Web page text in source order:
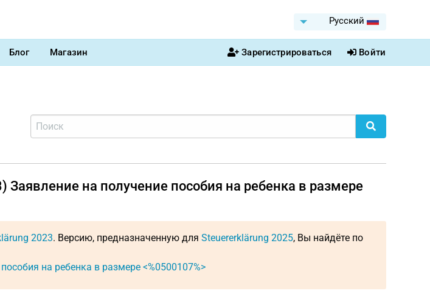
Pусский
Блог Магазин Зарегистрироваться Войти
Заявление на получение пособия на ребенка в размере
2023. Версию, предназначенную для Steuererklärung 2025, Вы найдёте по
на ребенка в размере <%0500107%>